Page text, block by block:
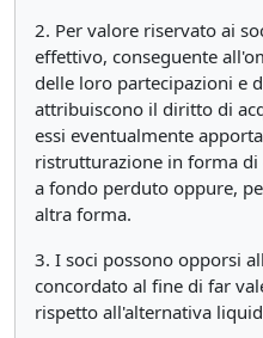
2. Per valore riservato ai
effettivo, conseguente
delle loro partecipazioni e
attribuiscono il diritto di
essi eventualmente
ristrutturazione in forma
a fondo perduto oppure,
altra forma.
3. I soci possono opporsi
concordato al fine di far
rispetto all'alternativa